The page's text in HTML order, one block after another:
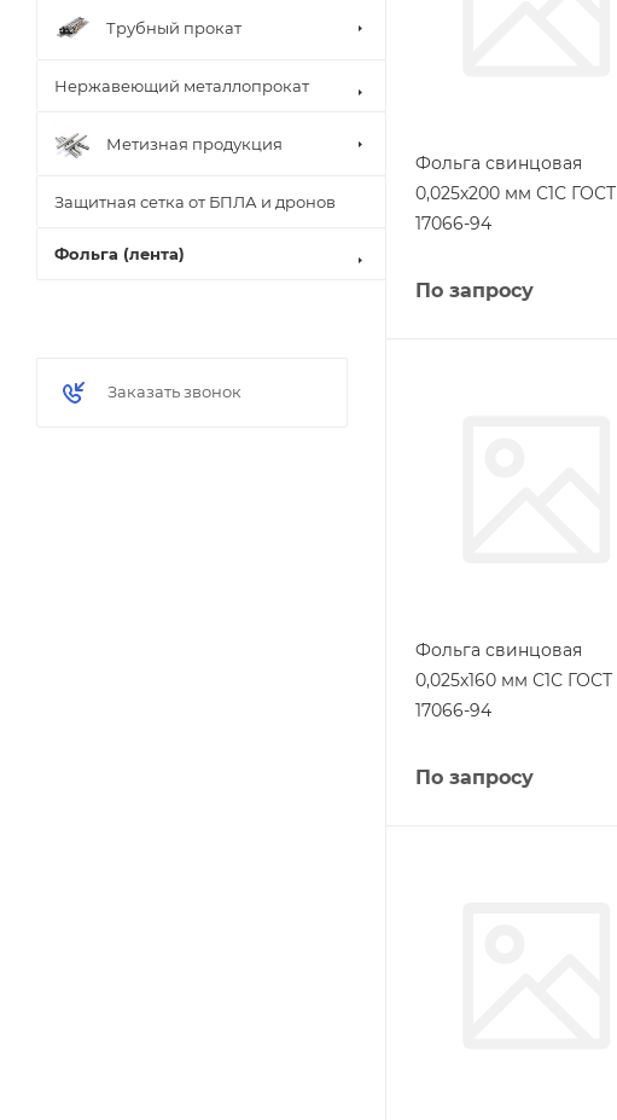
Фольга свинцовая
0,025х200 мм С1С ГОСТ
17066-94
По запросу
Фольга свинцовая
0,025х160 мм С1С ГОСТ
17066-94
По запросу
Трубный прокат
Нержавеющий металлопрокат
Метизная продукция
Защитная сетка от БПЛА и дронов
Фольга (лента)
Заказать звонок